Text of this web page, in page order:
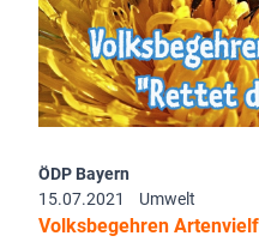
ÖDP Bayern
15.07.2021
Umwelt
Volksbegehren